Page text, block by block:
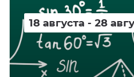
18 августа - 28